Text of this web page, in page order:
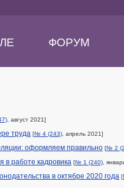
ФОРУМ
, август 2021]
труда [№ 4 (243) , апрель 2021]
оформляем правильно [№ 2
в работе кадровика [№ 1 (240) ,
в октябре 2020 года [